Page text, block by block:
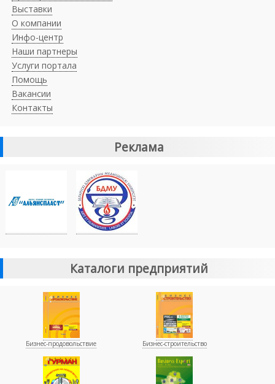
Выставки
О компании
Инфо-центр
Наши партнеры
Услуги портала
Помощь
Вакансии
Контакты
Реклама
Каталоги предприятий
Бизнес-продовольствие Бизнес-строительство